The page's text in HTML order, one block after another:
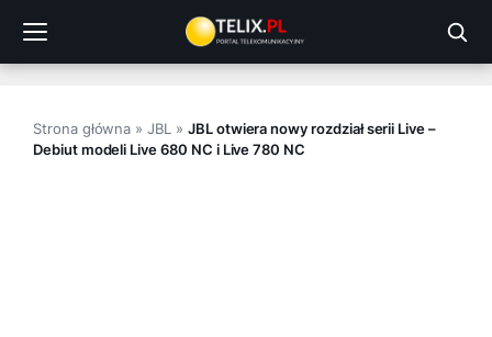
treści
Strona główna »JBL » JBL otwiera nowy rozdział serii Live –
Debiut modeli Live 680 NC i Live 780 NC